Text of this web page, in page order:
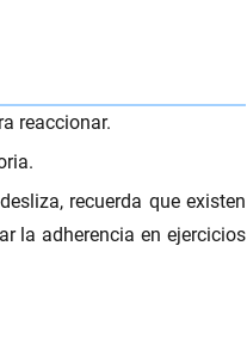
reaccionar.
recuerda que existen
la adherencia en ejercicios